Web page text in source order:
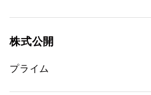
株式公開
プライム